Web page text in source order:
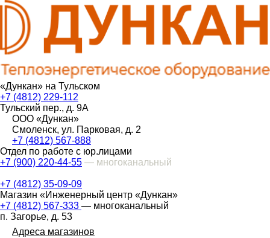
«Дункан» на Тульском
+7 (4812) 229-112
Тульский пер., д. 9А
ООО «Дункан»
Смоленск, ул. Парковая, д. 2
+7 (4812) 567-888
Отдел по работе с юр.лицами
+7 (900) 220-44-55 — многоканальный
+7 (4812) 35-09-09
Магазин «Инженерный центр «Дункан»
+7 (4812) 567-333 — многоканальный
п. Загорье, д. 53
Адреса магазинов